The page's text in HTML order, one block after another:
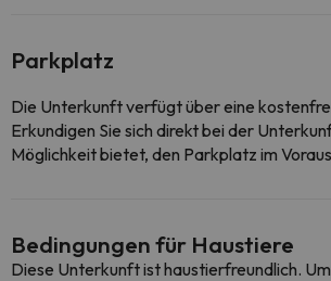
Parkplatz
Die Unterkunft verfügt über eine
Erkundigen Sie sich direkt bei der
Möglichkeit bietet, den Parkplatz im
Bedingungen für Haustiere
Diese Unterkunft ist haustierfreundlich.